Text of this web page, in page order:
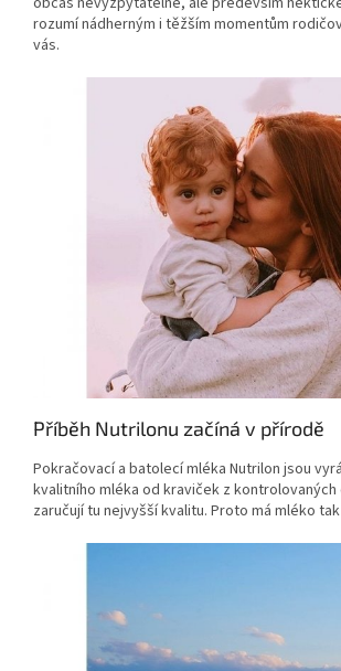
rozumí nádherným i těžším momentům
vás.
Příběh Nutrilonu začíná v přírodě
Pokračovací a batolecí mléka Nutrilon jsou
kvalitního mléka od kraviček z
zaručují tu nejvyšší kvalitu. Proto má mléko